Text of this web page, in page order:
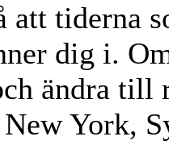
att tiderna
dig i.
ändra till
York,